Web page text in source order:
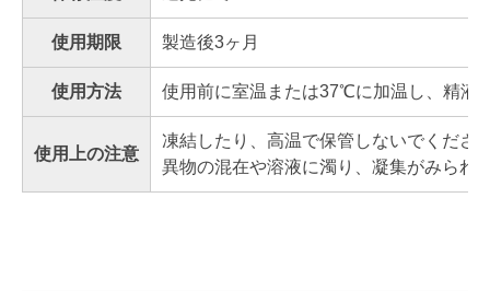
使用期限 製造後3ヶ月
使用方法 使用前に室温または37℃に加温し、精液
使用上の注意
凍結したり、高温で保管しないでくださ
異物の混在や溶液に濁り、凝集がみられ